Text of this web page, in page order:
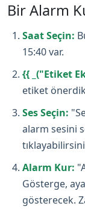
Bir Alarm
Saat Seçin:
15:40 var.
{{ _("Etiket
etiket
Ses Seçin:
alarm sesini
Alarm Kur:
Gösterge,
gösterecek.